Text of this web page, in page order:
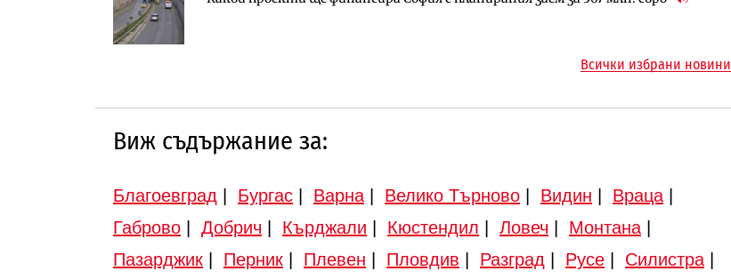
12:43
Всички избрани новини
Виж съдържание за:
Благоевград Бургас Варна Велико Търново Видин Враца
Габрово
Добрич Кърджали Кюстендил Ловеч Монтана
Пазарджик
Перник Плевен Пловдив Разград Русе Силистра